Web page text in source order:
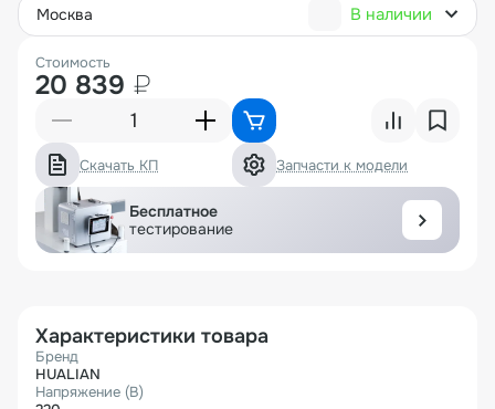
москва В наличии
Стоимость
20 839 ₽
Скачать КП Запчасти к модели
Бесплатное
тестирование
Характеристики товара
Бренд
HUALIAN
Напряжение (В)